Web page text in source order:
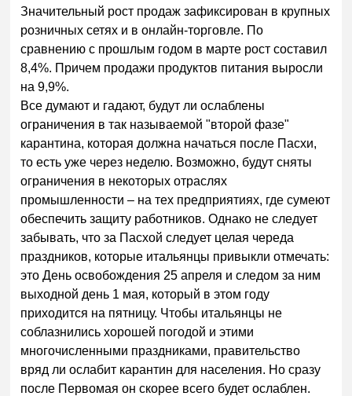
Значительный рост продаж зафиксирован в крупных
розничных сетях и в онлайн-торговле. По
сравнению с прошлым годом в марте рост составил
8,4%. Причем продажи продуктов питания выросли
на 9,9%.
Все думают и гадают, будут ли ослаблены
ограничения в так называемой "второй фазе"
карантина, которая должна начаться после Пасхи,
то есть уже через неделю. Возможно, будут сняты
ограничения в некоторых отраслях
промышленности – на тех предприятиях, где сумеют
обеспечить защиту работников. Однако не следует
забывать, что за Пасхой следует целая череда
праздников, которые итальянцы привыкли отмечать:
это День освобождения 25 апреля и следом за ним
выходной день 1 мая, который в этом году
приходится на пятницу. Чтобы итальянцы не
соблазнились хорошей погодой и этими
многочисленными праздниками, правительство
вряд ли ослабит карантин для населения. Но сразу
после Первомая он скорее всего будет ослаблен.